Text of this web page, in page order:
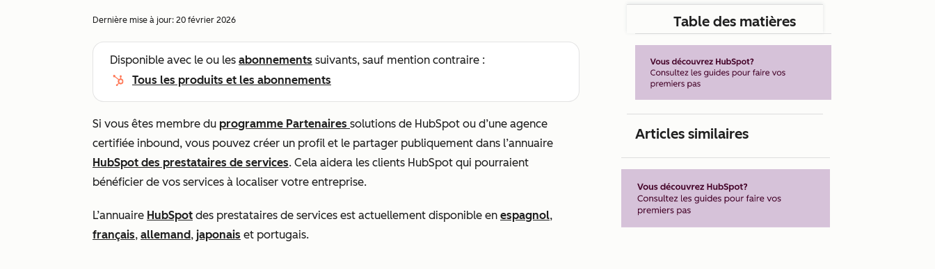
Dernière mise à jour: 20 février 2026
Disponible avec le ou les abonnements suivants, sauf mention contraire :
Tous les produits et les abonnements
Si vous êtes membre du programme Partenaires solutions de HubSpot ou d’une agence
certifiée inbound, vous pouvez créer un profil et le partager publiquement dans l’annuaire
HubSpot des prestataires de services. Cela aidera les clients HubSpot qui pourraient
bénéficier de vos services à localiser votre entreprise.
L’annuaire HubSpot des prestataires de services est actuellement disponible en espagnol,
français, allemand, japonais et portugais.
Table des matières
Articles similaires